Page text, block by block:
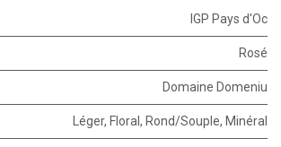
IGP Pays d'Oc
Rosé
Domaine Domeniu
Léger, Floral, Rond/Souple, Minéral